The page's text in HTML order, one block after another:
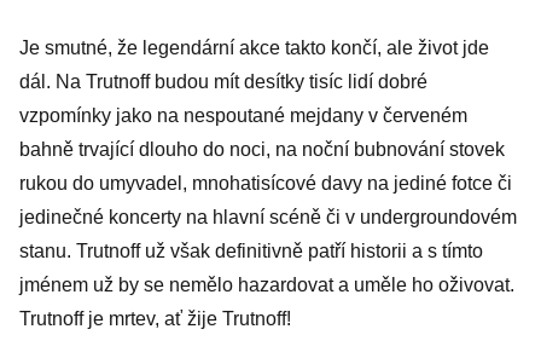
Je smutné, že legendární akce takto končí, ale život jde
dál. Na Trutnoff budou mít desítky tisíc lidí dobré
vzpomínky jako na nespoutané mejdany v červeném
bahně trvající dlouho do noci, na noční bubnování stovek
rukou do umyvadel, mnohatisícové davy na jediné fotce či
jedinečné koncerty na hlavní scéně či v undergroundovém
stanu. Trutnoff už však definitivně patří historii a s tímto
jménem už by se nemělo hazardovat a uměle ho oživovat.
Trutnoff je mrtev, ať žije Trutnoff!